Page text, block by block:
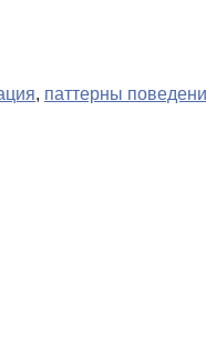
, паттерны